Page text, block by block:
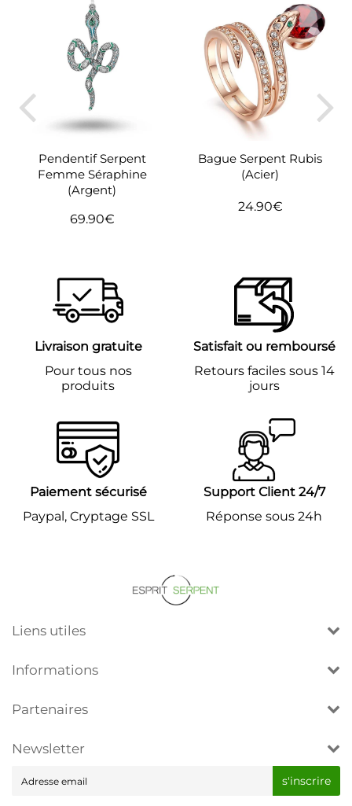
Pendentif Serpent
Femme Séraphine
(Argent)
Prix
69.90€
Bague Serpent Rubis
(Acier)
Prix
24.90€
Livraison gratuite
Pour tous nos
produits
Satisfait ou remboursé
Retours faciles sous 14
jours
Paiement sécurisé
Paypal, Cryptage SSL
Support Client 24/7
Réponse sous 24h
Liens utiles
Informations
Partenaires
Newsletter
mail
s'inscrire